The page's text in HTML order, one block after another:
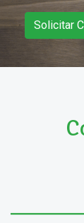
Solicitar